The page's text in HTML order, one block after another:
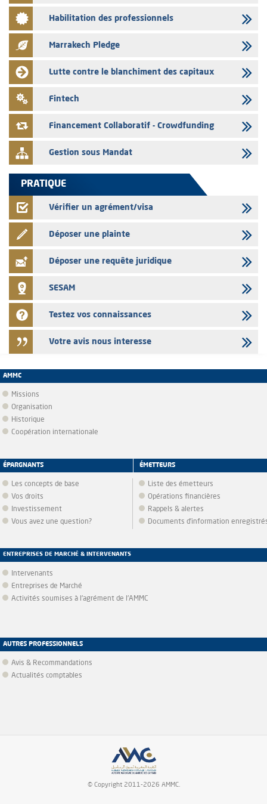
03/08/2026
L’AMMC met sur son site internet les publications réalisées par les
émetteurs en date du 3 août 2026
03/08/2026
Liste des agréments et visas d'OPCVM accordés par l'AMMC pour le
mois de juillet 2026
03/08/2026
L' AMMC publie les indicateurs mensuels du marché des capitaux pour
le mois de Juin 2026
Habilitation des professionnels
Marrakech Pledge
Lutte contre le blanchiment des capitaux
Fintech
Financement Collaboratif - Crowdfunding
Gestion sous Mandat
PRATIQUE
Vérifier un agrément/visa
Déposer une plainte
Déposer une requête juridique
SESAM
Testez vos connaissances
Votre avis nous interesse
AMMC
Missions
Organisation
Historique
Coopération internationale
ÉPARGNANTS
Les concepts de base
Vos droits
Investissement
Vous avez une question?
ÉMETTEURS
Liste des émetteurs
Opérations financières
Rappels & alertes
Documents d’information
ENTREPRISES DE MARCHÉ & INTERVENANTS
Intervenants
Entreprises de Marché
Activités soumises à l'agrément de l'AMMC
AUTRES PROFESSIONNELS
Avis & Recommandations
Actualités comptables
© Copyright 2011-2026 AMMC.